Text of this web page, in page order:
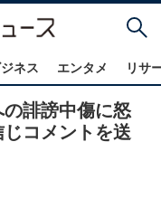
ネス エンタメ リサ
誹謗中傷に怒
コメントを送